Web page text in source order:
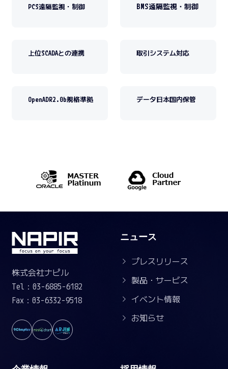
PCS遠隔監視・制御 BMS遠隔監視・制御
上位SCADAとの連携 取引システム対応
OpenADR2.0b規格準拠 データ日本国内保管
株式会社ナピル
Tel：03-6885-6182
Fax：03-6332-9518
ニュース
プレスリリース
製品・サービス
イベント情報
お知らせ